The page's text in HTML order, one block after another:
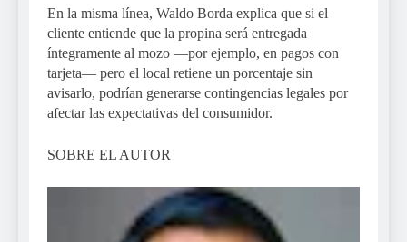
En la misma línea, Waldo Borda explica que si el
cliente entiende que la propina será entregada
íntegramente al mozo —por ejemplo, en pagos con
tarjeta— pero el local retiene un porcentaje sin
avisarlo, podrían generarse contingencias legales por
afectar las expectativas del consumidor.
SOBRE EL AUTOR